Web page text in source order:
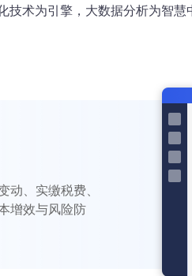
技术为引擎，大数据分析为智
动、实缴税费、
增效与风险防